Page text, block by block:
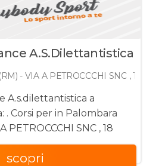
A.s.dilettantistica
- VIA A PETROCCCHI SNC , 18
A.s.dilettantistica a
in Palombara
PETROCCCHI SNC , 18
scopri